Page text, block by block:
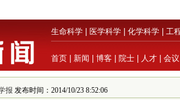
生命科学 医学科学 化学科学 工
首页 新闻 博客 院士 人才 会议
报 发布时间：2014/10/23 8:52:06